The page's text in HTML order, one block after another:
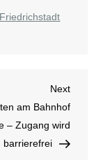
Next
Post
Next
am Bahnhof
– Zugang wird
barrierefrei